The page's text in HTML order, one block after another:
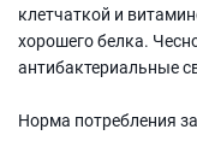
клетчаткой и
хорошего белка.
антибактериальные
Норма потребления